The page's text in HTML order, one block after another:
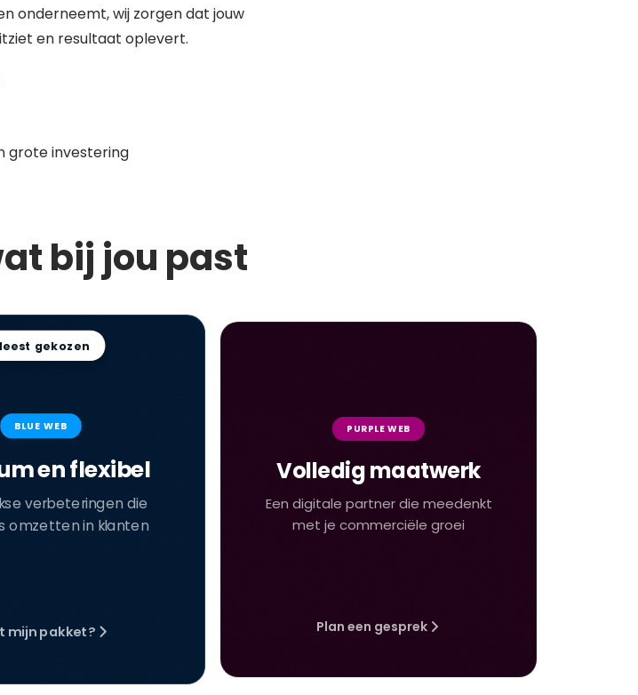
onderneemt, wij zorgen dat jouw
en resultaat oplevert.
grote investering
bij jou past
gekozen
BLUE WEB
en flexibel
verbeteringen die
omzetten in klanten
mijn pakket?
PURPLE WEB
Volledig maatwerk
Een digitale partner die meedenkt
met je commerciële groei
Plan een gesprek